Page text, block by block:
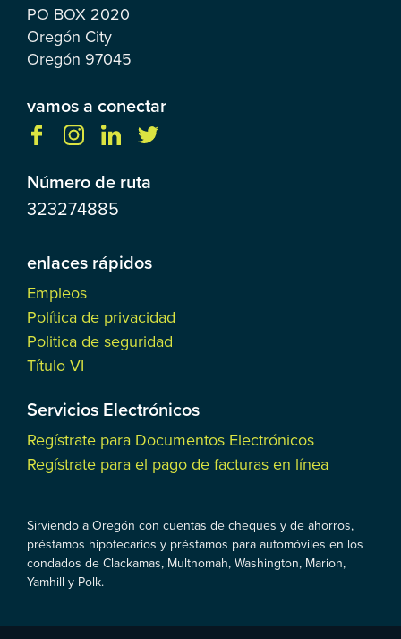
PO BOX 2020
Oregón City
Oregón 97045
vamos a conectar
Número de ruta
323274885
enlaces rápidos
Empleos
Política de privacidad
Politica de seguridad
Título VI
Servicios Electrónicos
Regístrate para Documentos Electrónicos
Regístrate para el pago de facturas en línea
Sirviendo a Oregón con cuentas de cheques y de ahorros,
préstamos hipotecarios y préstamos para automóviles en los
condados de Clackamas, Multnomah, Washington, Marion,
Yamhill y Polk.